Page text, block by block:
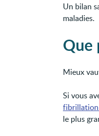
Un bilan
maladies.
Que
Mieux
Si vous
le plus